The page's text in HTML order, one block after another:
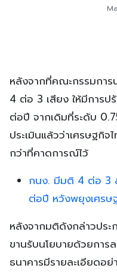
หลังจากที่คณะกรรมการ
4 ต่อ 3 เสียง ให้มีการ
ต่อปี จากเดิมที่ระดับ
ประเมินแล้วว่าเศรษฐกิ
กว่าที่คาดการณ์ไว้
กนง. มีมติ 4 ต่อ 3
ต่อปี หวังพยุงเศรษ
หลังจากมติดังกล่าวประ
ขานรับนโยบายด้วยการ
ธนาคารมีรายละเอียดอ